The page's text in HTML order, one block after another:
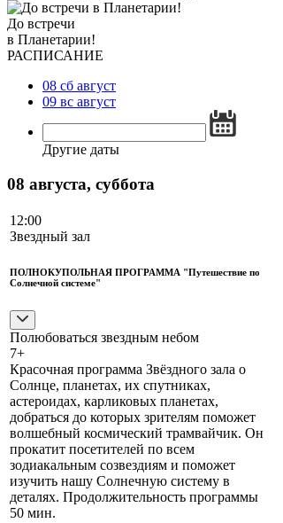
До встречи
в Планетарии!
РАСПИСАНИЕ
08 сб август
09 вс август
Другие даты
08 августа, суббота
12:00
Звездный зал
ПОЛНОКУПОЛЬНАЯ ПРОГРАММА "Путешествие по
Солнечной системе"
Полюбоваться звездным небом
7+
Красочная программа Звёздного зала о
Солнце, планетах, их спутниках,
астероидах, карликовых планетах,
добраться до которых зрителям поможет
волшебный космический трамвайчик. Он
прокатит посетителей по всем
зодиакальным созвездиям и поможет
изучить нашу Солнечную систему в
деталях. Продолжительность программы
50 мин.